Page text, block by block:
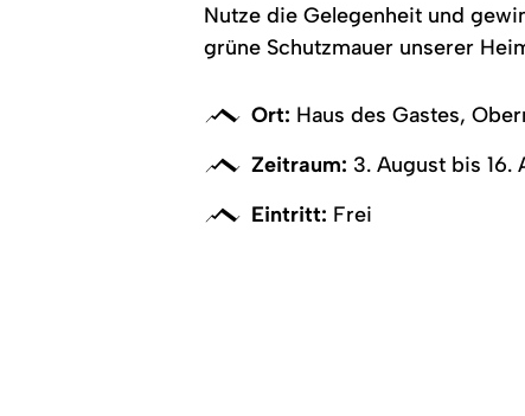
Nutze die Gelegenheit und
grüne Schutzmauer unserer
Ort: Haus des Gastes,
Zeitraum: 3. August bis 16.
Eintritt: Frei